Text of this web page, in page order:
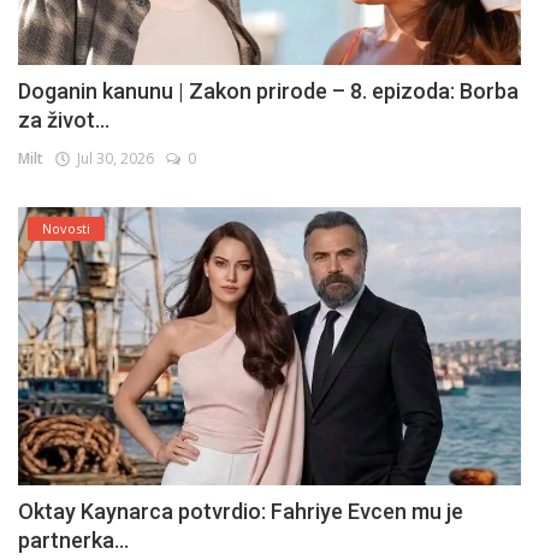
Doganin kanunu | Zakon prirode – 8. epizoda: Borba
za život...
Milt Jul 30, 2026 0
Novosti
Oktay Kaynarca potvrdio: Fahriye Evcen mu je
partnerka...